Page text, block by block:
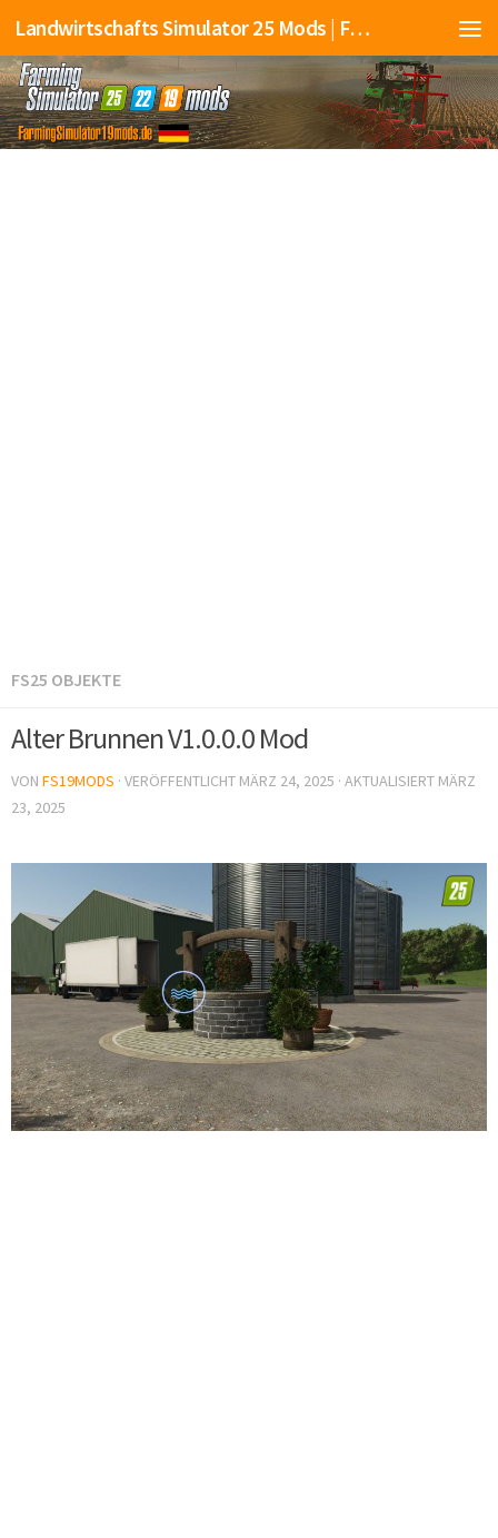
Landwirtschafts Simulator 25 Mods | Farming Simulator 25 Mods | FS25 Mods
FS25 OBJEKTE
Alter Brunnen V1.0.0.0 Mod
VON FS19MODS · VERÖFFENTLICHT MÄRZ 24, 2025 · AKTUALISIERT MÄRZ
23, 2025